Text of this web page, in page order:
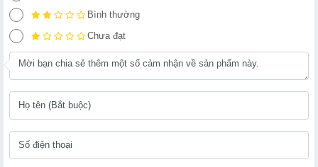
Bình thường
Chưa đạt